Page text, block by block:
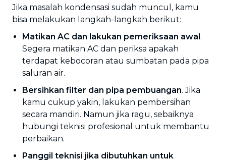
Jika masalah kondensasi sudah muncul, kamu
bisa melakukan langkah-langkah berikut:
Matikan AC dan lakukan pemeriksaan awal.
Segera matikan AC dan periksa apakah
terdapat kebocoran atau sumbatan pada pipa
saluran air.
Bersihkan filter dan pipa pembuangan. Jika
kamu cukup yakin, lakukan pembersihan
secara mandiri. Namun jika ragu, sebaiknya
hubungi teknisi profesional untuk membantu
perbaikan.
Panggil teknisi jika dibutuhkan untuk